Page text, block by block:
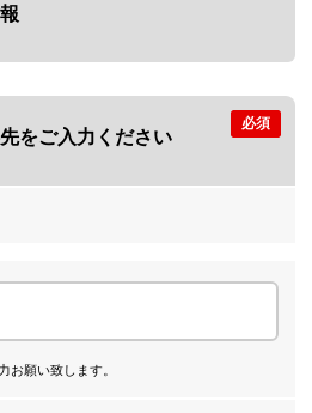
をご入力ください
必須
お願い致します。